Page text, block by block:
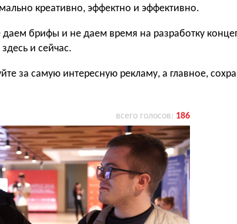
креативно, эффектно и эффективно.
брифы и не даем время на разработку
и сейчас.
за самую интересную рекламу, а главное,
всего голосов: 186